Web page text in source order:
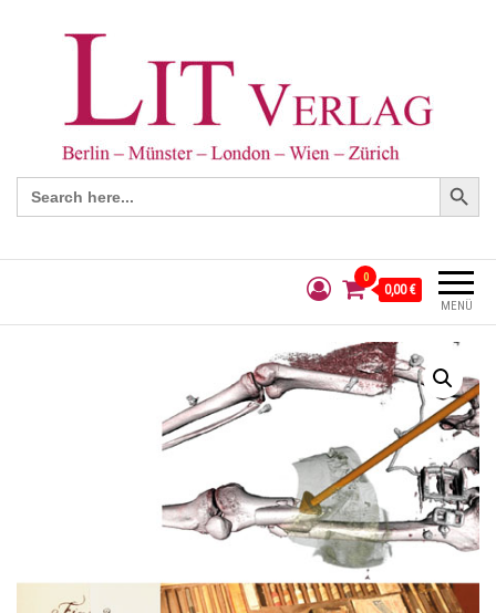
Search
for:
Search Button
MENÜ
0
0,00 €